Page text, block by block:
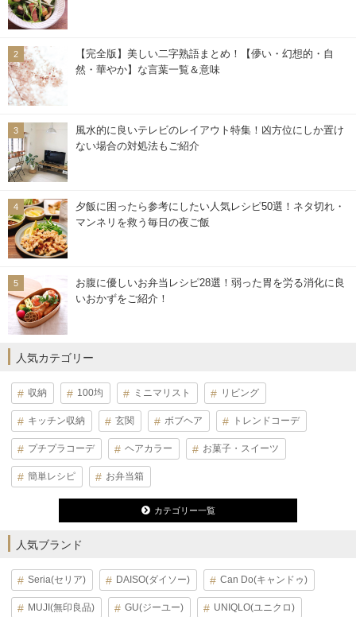
【完全版】美しい二字熟語まとめ！【儚い・幻想的・自
然・華やか】な言葉一覧＆意味
風水的に良いテレビのレイアウト特集！凶方位にしか置け
ない場合の対処法もご紹介
夕飯に困ったら参考にしたい人気レシピ50選！ネタ切れ・
マンネリを救う毎日の夜ご飯
お腹に優しいお弁当レシピ28選！弱った胃を労る消化に良
いおかずをご紹介！
人気カテゴリー
収納 100均 ミニマリスト リビング
キッチン収納 玄関 ボブヘア トレンドコーデ
プチプラコーデ ヘアカラー お菓子・スイーツ
簡単レシピ お弁当箱
カテゴリー一覧
人気ブランド
Seria(セリア) DAISO(ダイソー) Can Do(キャンドゥ)
MUJI(無印良品) GU(ジーユー) UNIQLO(ユニクロ)